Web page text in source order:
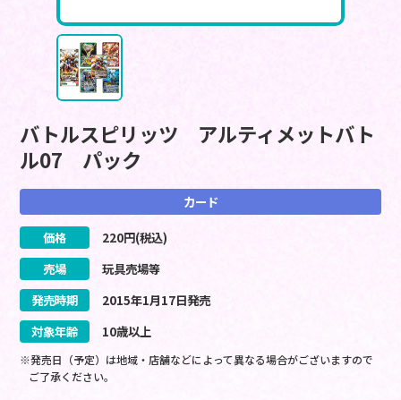
バトルスピリッツ アルティメットバト
ル07 パック
カード
価格 220円(税込)
売場
玩具売場等
発売時期
2015年1月17日発売
対象年齢
10歳以上
※発売日（予定）は地域・店舗などによって異なる場合がございますので
ご了承ください。